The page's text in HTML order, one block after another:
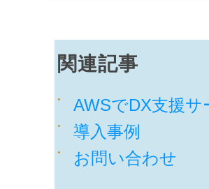
関連記事
AWSでDX支援
導入事例
お問い合わせ